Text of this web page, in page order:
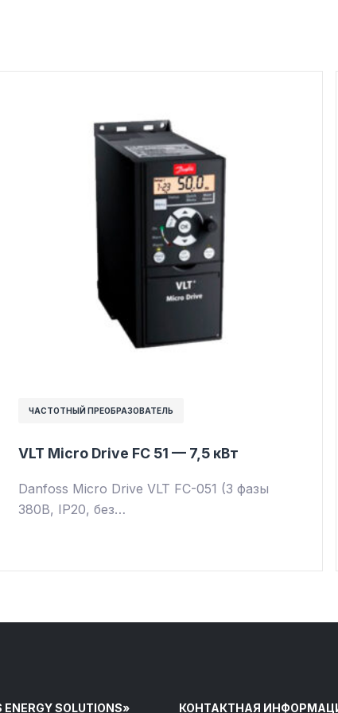
ЧАСТОТНЫЙ ПРЕОБРАЗОВАТЕЛЬ
VLT Micro Drive FC 51 — 7,5 кВт
Danfoss Micro Drive VLT FC-051 (3 фазы
380В, IP20, без…
SOLUTIONS» КОНТАКТНАЯ